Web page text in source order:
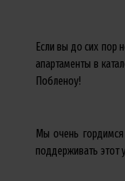
Если вы до сих пор
апартаменты в
Побленоу!
Мы очень
поддерживать этот